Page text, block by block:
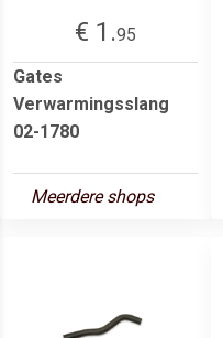
€ 1.95
Gates
Verwarmingsslang
02-1780
Meerdere shops